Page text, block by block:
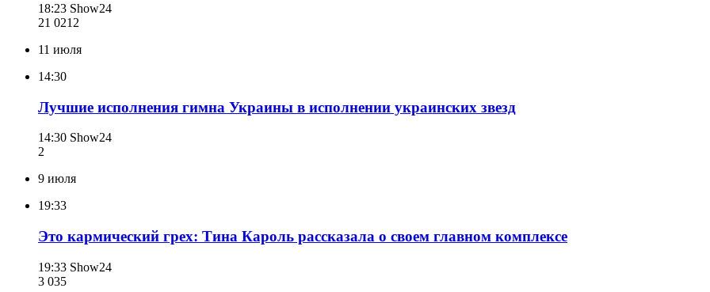
18:23 Show24
21 021 2
11 июля
14:30
Лучшие исполнения гимна Украины в исполнении украинских звезд
14:30 Show24
2
9 июля
19:33
Это кармический грех: Тина Кароль рассказала о своем главном комплексе
19:33 Show24
3 035